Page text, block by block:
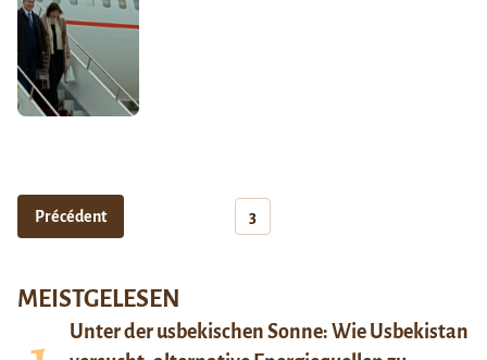
Précédent 3
MEISTGELESEN
Unter der usbekischen Sonne: Wie Usbekistan